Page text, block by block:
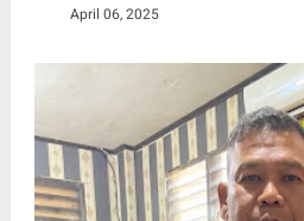
April 06, 2025